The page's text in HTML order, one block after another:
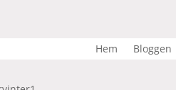
Hem Bloggen